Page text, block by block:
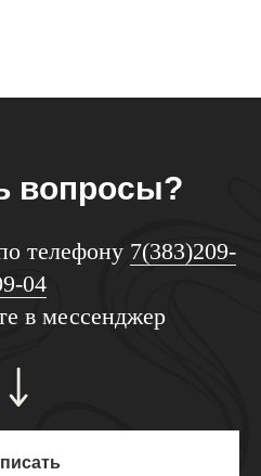
вопросы?
телефону 7(383)209-
04
в мессенджер